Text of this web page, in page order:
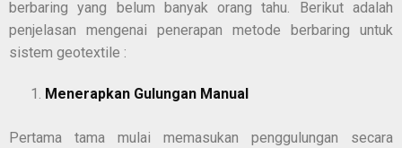
berbaring yang belum banyak orang tahu. Berikut adalah
penjelasan mengenai penerapan metode berbaring untuk
sistem geotextile :
Menerapkan Gulungan Manual
Pertama tama mulai memasukan penggulungan secara